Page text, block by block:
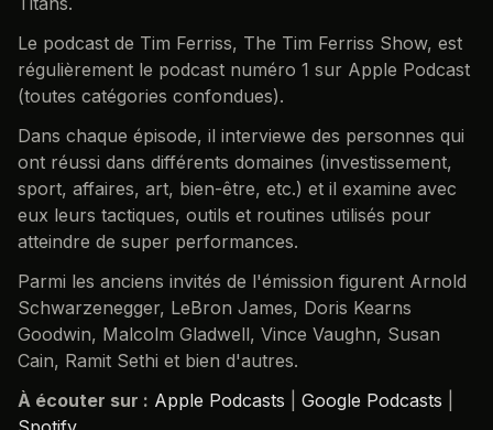
Le podcast de Tim Ferriss, The Tim Ferriss Show, est
régulièrement le podcast numéro 1 sur Apple Podcast
(toutes catégories confondues).
Dans chaque épisode, il interviewe des personnes qui
ont réussi dans différents domaines (investissement,
sport, affaires, art, bien-être, etc.) et il examine avec
eux leurs tactiques, outils et routines utilisés pour
atteindre de super performances.
Parmi les anciens invités de l'émission figurent Arnold
Schwarzenegger, LeBron James, Doris Kearns
Goodwin, Malcolm Gladwell, Vince Vaughn, Susan
Cain, Ramit Sethi et bien d'autres.
À écouter sur : Apple Podcasts Google Podcasts